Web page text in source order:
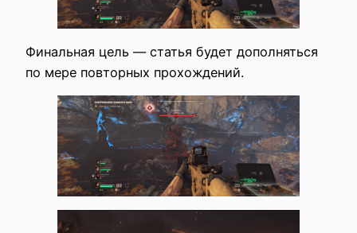
Финальная цель — статья будет дополняться
по мере повторных прохождений.